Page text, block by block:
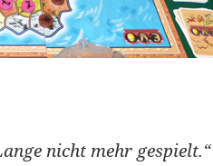
nicht mehr gespielt.“